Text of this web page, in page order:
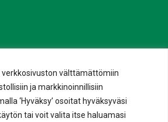
välttämättömiin
ja markkinoinnillisiin
‘Hyväksy’ osoitat hyväksyväsi
tai voit valita itse haluamasi